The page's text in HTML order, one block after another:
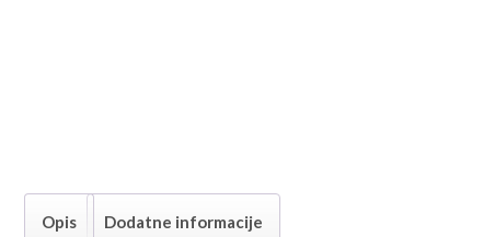
Opis Dodatne informacije